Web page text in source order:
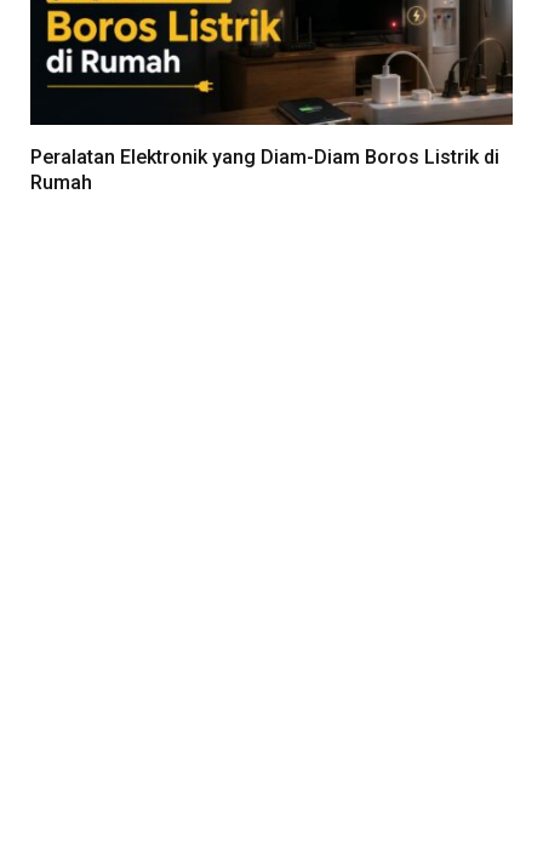
Peralatan Elektronik yang Diam-Diam Boros Listrik di
Rumah